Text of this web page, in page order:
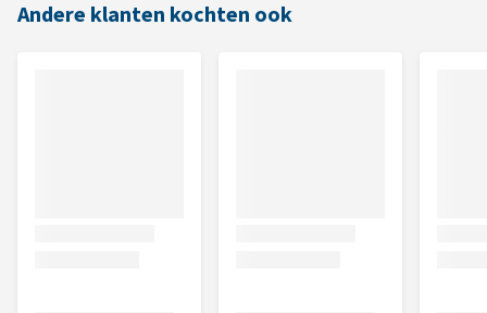
Andere klanten kochten ook